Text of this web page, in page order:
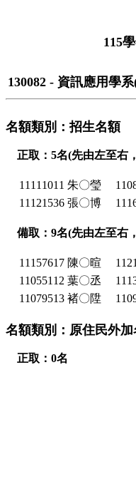
115
130082 - 資訊應用學
名額類別：招生名額
正取：5名(先由左至右
11111011 朱〇瑩
11121536 張〇博
備取：9名(先由左至右
11157617 陳〇暄
11055112 葉〇丞
11079513 褚〇陞
名額類別：原住民外加
正取：0名